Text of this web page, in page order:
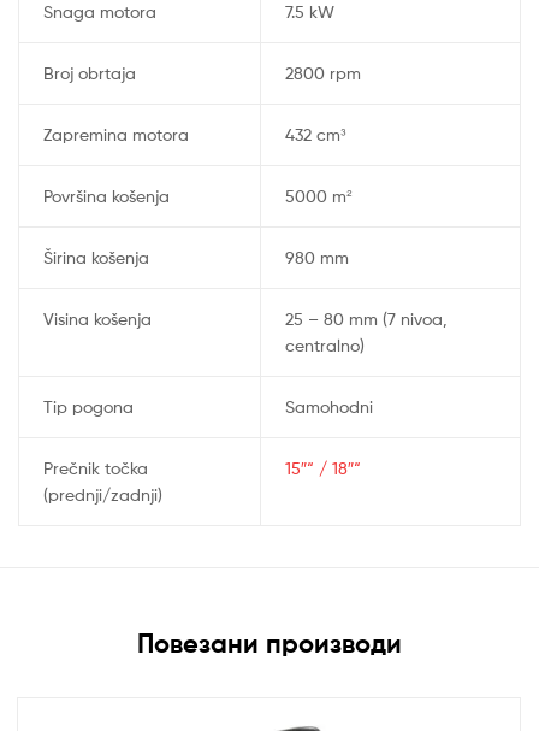
Snaga motora 7.5 kW
Broj obrtaja 2800 rpm
Zapremina motora 432 cm³
Površina košenja 5000 m²
Širina košenja 980 mm
Visina košenja
25 – 80 mm (7 nivoa,
centralno)
Tip pogona Samohodni
Prečnik točka
(prednji/zadnji)
15″“ / 18″“
Повезани производи